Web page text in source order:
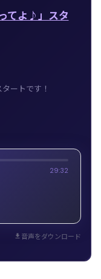
てよ♪」スタ
ートです！
29:32
音声をダウンロード